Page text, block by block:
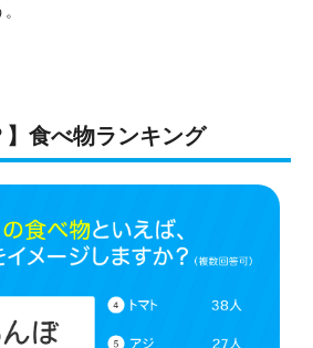
】食べ物ランキング